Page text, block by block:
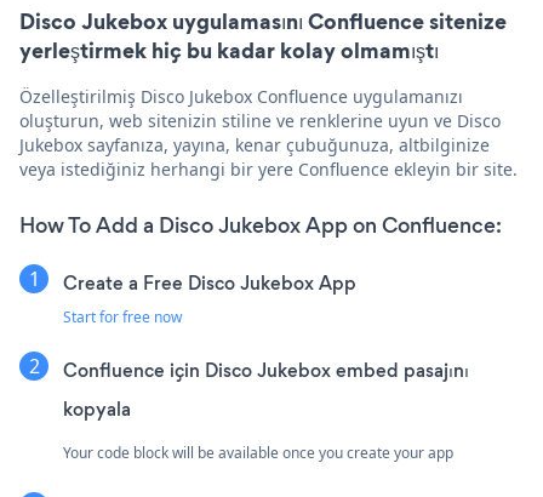
Disco Jukebox uygulamasını Confluence sitenize
yerleştirmek hiç bu kadar kolay olmamıştı
Özelleştirilmiş Disco Jukebox Confluence uygulamanızı
oluşturun, web sitenizin stiline ve renklerine uyun ve Disco
Jukebox sayfanıza, yayına, kenar çubuğunuza, altbilginize
veya istediğiniz herhangi bir yere Confluence ekleyin bir site.
How To Add a Disco Jukebox App on Confluence:
Create a Free Disco Jukebox App
Start for free now
Confluence için Disco Jukebox embed pasajını
kopyala
Your code block will be available once you create your app